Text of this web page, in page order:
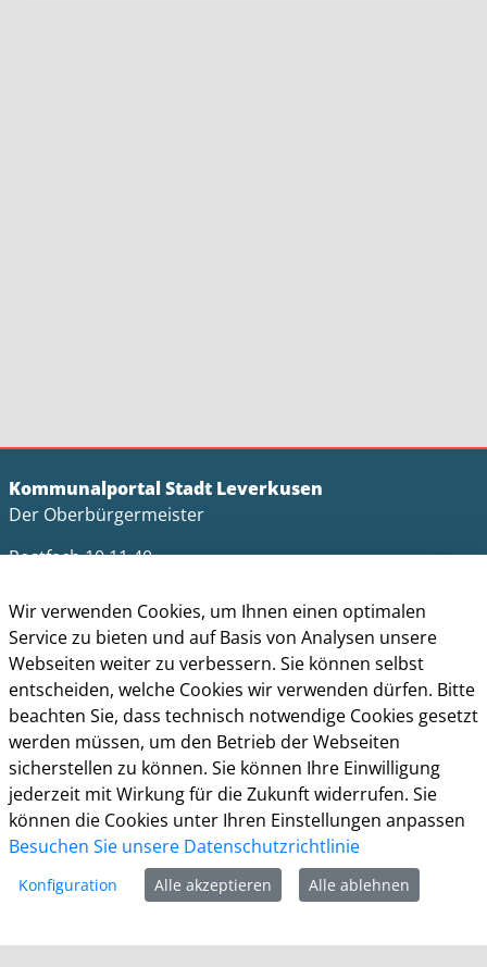
Kommunalportal Stadt Leverkusen
Der Oberbürgermeister
Postfach 10 11 40
Telefon: +49 (0)214 406-0
Telefax: +49 (0)214 406-11004
postmaster@stadt.leverkusen.de
Öffnungszeiten
Die allgemeinen Servicezeiten der Verwaltung
(telefonische Erreichbarkeit) sind:
Montag bis Donnerstag: 8.30 bis 15.30 Uhr
Freitag: 8.30 Uhr bis 13.30 Uhr
Wir verwenden Cookies, um Ihnen einen optimalen
Service zu bieten und auf Basis von Analysen unsere
Webseiten weiter zu verbessern. Sie können selbst
entscheiden, welche Cookies wir verwenden dürfen. Bitte
beachten Sie, dass technisch notwendige Cookies gesetzt
werden müssen, um den Betrieb der Webseiten
sicherstellen zu können. Sie können Ihre Einwilligung
jederzeit mit Wirkung für die Zukunft widerrufen. Sie
können die Cookies unter Ihren Einstellungen anpassen
Besuchen Sie unsere Datenschutzrichtlinie
Konfiguration Alle akzeptieren Alle ablehnen